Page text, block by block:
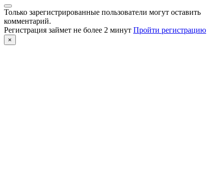
Только зарегистрированные пользователи могут оставить
комментарий.
Регистрация займет не более 2 минут Пройти регистрацию
×